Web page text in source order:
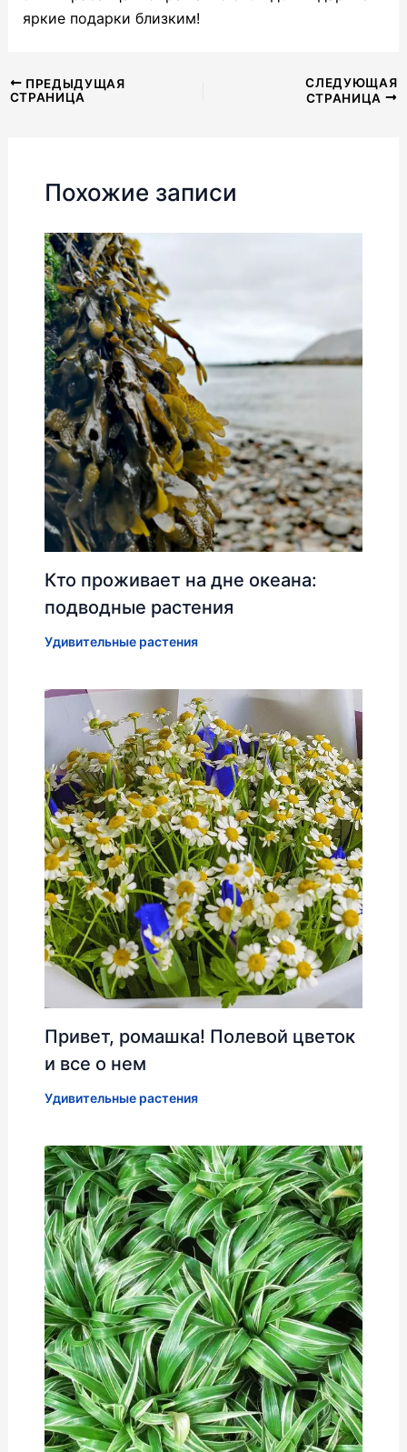
яркие подарки близким!
Навигация
по
ПРЕДЫДУЩАЯ
СТРАНИЦА
СЛЕДУЮЩАЯ
СТРАНИЦА
Похожие записи
Кто проживает на дне океана:
подводные растения
Удивительные растения
Привет, ромашка! Полевой цветок
и все о нем
Удивительные растения